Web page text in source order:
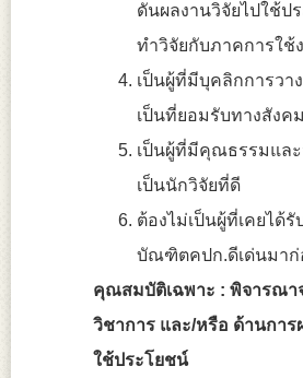
ดันผลงานวิจัยไปใช้ป
ทำวิจัยกับภาคการใช้
เป็นผู้ที่มีบุคลิกการวา
เป็นที่ยอมรับทางสังคม
เป็นผู้ที่มีคุณธรรมและ
เป็นนักวิจัยที่ดี
ต้องไม่เป็นผู้ที่เคยได้
บัณฑิตคปก.ดีเด่นมา
คุณสมบัติเฉพาะ : พิจารณา
วิชาการ และ/หรือ ด้านการ
ใช้ประโยชน์